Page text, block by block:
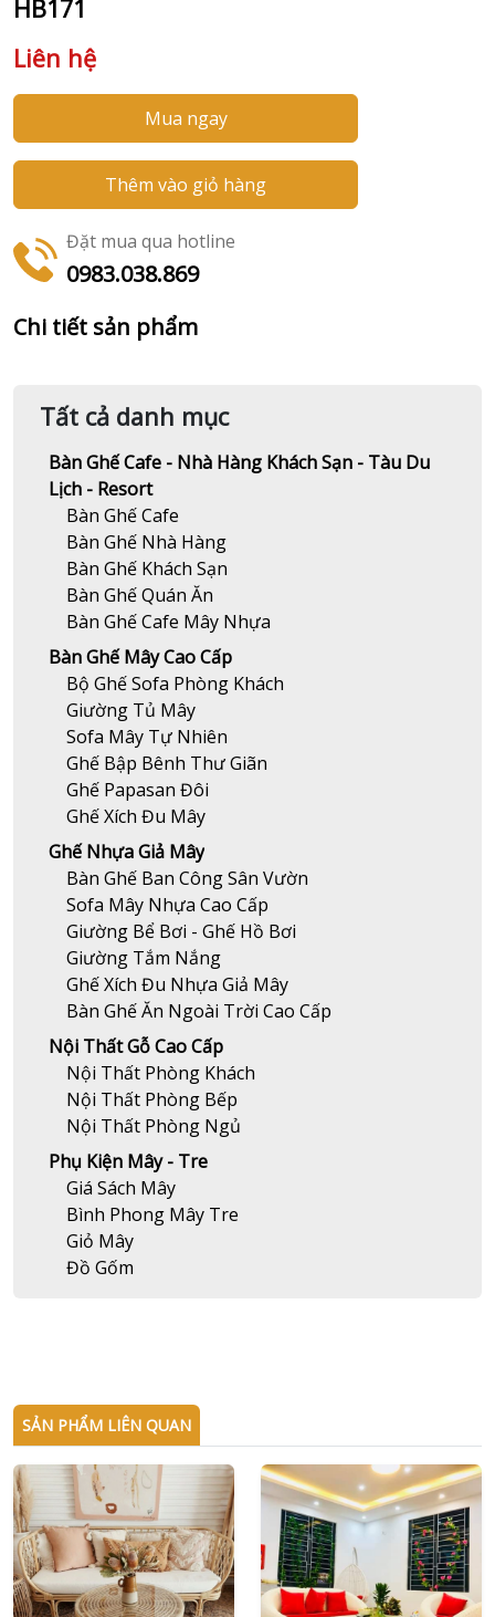
HB171
Liên hệ
Mua ngay
Thêm vào giỏ hàng
Đặt mua qua hotline
0983.038.869
Chi tiết sản phẩm
Tất cả danh mục
Bàn Ghế Cafe - Nhà Hàng Khách Sạn - Tàu Du
Lịch - Resort
Bàn Ghế Cafe
Bàn Ghế Nhà Hàng
Bàn Ghế Khách Sạn
Bàn Ghế Quán Ăn
Bàn Ghế Cafe Mây Nhựa
Bàn Ghế Mây Cao Cấp
Bộ Ghế Sofa Phòng Khách
Giường Tủ Mây
Sofa Mây Tự Nhiên
Ghế Bập Bênh Thư Giãn
Ghế Papasan Đôi
Ghế Xích Đu Mây
Ghế Nhựa Giả Mây
Bàn Ghế Ban Công Sân Vườn
Sofa Mây Nhựa Cao Cấp
Giường Bể Bơi - Ghế Hồ Bơi
Giường Tắm Nắng
Ghế Xích Đu Nhựa Giả Mây
Bàn Ghế Ăn Ngoài Trời Cao Cấp
Nội Thất Gỗ Cao Cấp
Nội Thất Phòng Khách
Nội Thất Phòng Bếp
Nội Thất Phòng Ngủ
Phụ Kiện Mây - Tre
Giá Sách Mây
Bình Phong Mây Tre
Giỏ Mây
Đồ Gốm
SẢN PHẨM LIÊN QUAN